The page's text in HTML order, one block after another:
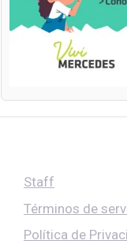
Staff
Términos de
Política de